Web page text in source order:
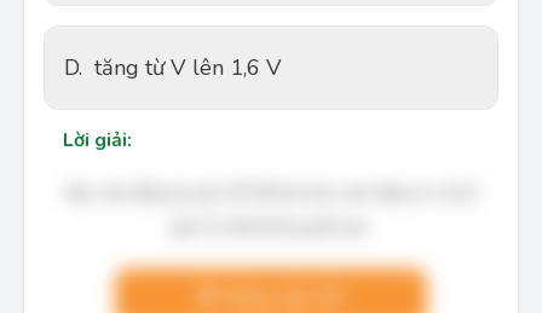
D. tăng từ V lên 1,6 V
Lời giải: